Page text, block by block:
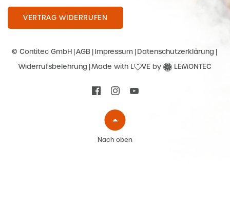
VERTRAG WIDERRUFEN
© Contitec GmbH AGB Impressum Datenschutzerklärung
Widerrufsbelehrung Made with L VE by LEMONTEC
Nach oben